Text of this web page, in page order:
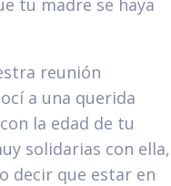
tu madre se haya
reunión
a una querida
la edad de tu
solidarias con ella,
decir que estar en